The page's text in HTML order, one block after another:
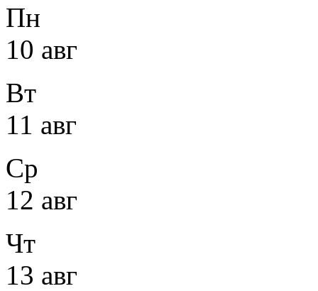
Пн
10 авг
Вт
11 авг
Ср
12 авг
Чт
13 авг